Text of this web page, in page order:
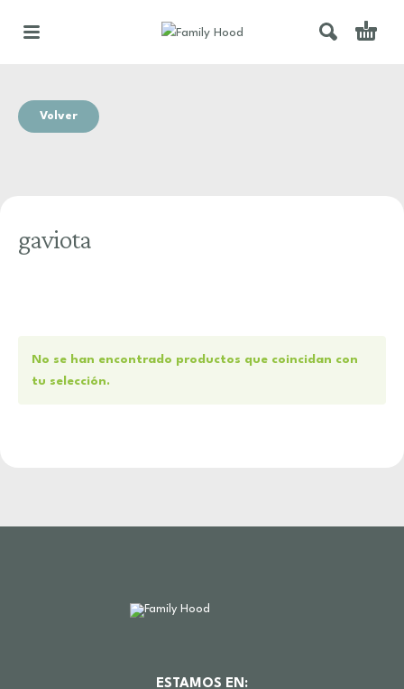
Volver
gaviota
No se han encontrado productos que coincidan con
tu selección.
ESTAMOS EN: